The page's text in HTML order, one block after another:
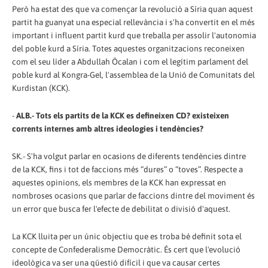
Però ha estat des que va començar la revolució a Síria quan aquest
partit ha guanyat una especial rellevància i s'ha convertit en el més
important i influent partit kurd que treballa per assolir l'autonomia
del poble kurd a Síria. Totes aquestes organitzacions reconeixen
com el seu líder a Abdullah Öcalan i com el legítim parlament del
poble kurd al Kongra-Gel, l'assemblea de la Unió de Comunitats del
Kurdistan (KCK).
-ALB.- Tots els partits de la KCK es defineixen CD? existeixen
corrents internes amb altres ideologies i tendències?
SK.- S'ha volgut parlar en ocasions de diferents tendències dintre
de la KCK, fins i tot de faccions més “dures” o “toves”. Respecte a
aquestes opinions, els membres de la KCK han expressat en
nombroses ocasions que parlar de faccions dintre del moviment és
un error que busca fer l'efecte de debilitat o divisió d'aquest.
La KCK lluita per un únic objectiu que es troba bé definit sota el
concepte de Confederalisme Democràtic. És cert que l'evolució
ideològica va ser una qüestió difícil i que va causar certes